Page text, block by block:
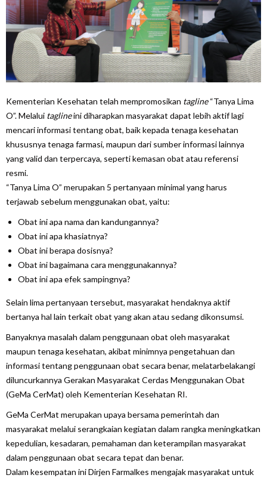
Kementerian Kesehatan telah mempromosikan tagline“Tanya Lima
O”. Melalui taglineini diharapkan masyarakat dapat lebih aktif lagi
mencari informasi tentang obat, baik kepada tenaga kesehatan
khususnya tenaga farmasi, maupun dari sumber informasi lainnya
yang valid dan terpercaya, seperti kemasan obat atau referensi
resmi.
“Tanya Lima O” merupakan 5 pertanyaan minimal yang harus
terjawab sebelum menggunakan obat, yaitu:
Obat ini apa nama dan kandungannya?
Obat ini apa khasiatnya?
Obat ini berapa dosisnya?
Obat ini bagaimana cara menggunakannya?
Obat ini apa efek sampingnya?
Selain lima pertanyaan tersebut, masyarakat hendaknya aktif
bertanya hal lain terkait obat yang akan atau sedang dikonsumsi.
Banyaknya masalah dalam penggunaan obat oleh masyarakat
maupun tenaga kesehatan, akibat minimnya pengetahuan dan
informasi tentang penggunaan obat secara benar, melatarbelakangi
diluncurkannya Gerakan Masyarakat Cerdas Menggunakan Obat
(GeMa CerMat) oleh Kementerian Kesehatan RI.
GeMa CerMat merupakan upaya bersama pemerintah dan
masyarakat melalui serangkaian kegiatan dalam rangka meningkatkan
kepedulian, kesadaran, pemahaman dan keterampilan masyarakat
dalam penggunaan obat secara tepat dan benar.
Dalam kesempatan ini Dirjen Farmalkes mengajak masyarakat untuk